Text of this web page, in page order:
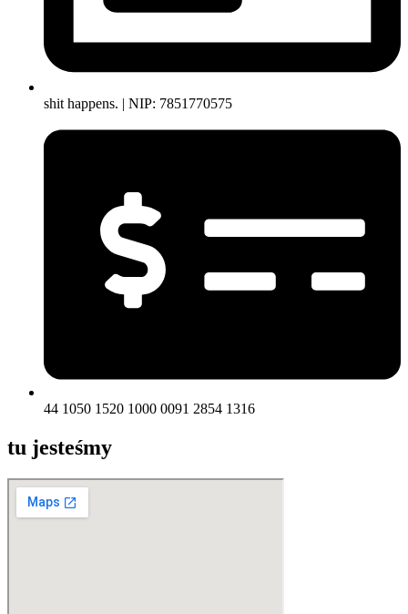
shit happens. | NIP: 7851770575
44 1050 1520 1000 0091 2854 1316
tu jesteśmy